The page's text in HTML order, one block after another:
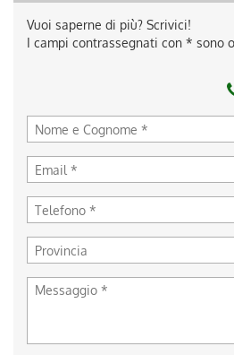
Vuoi saperne di più? Scrivici!
I campi contrassegnati con * sono